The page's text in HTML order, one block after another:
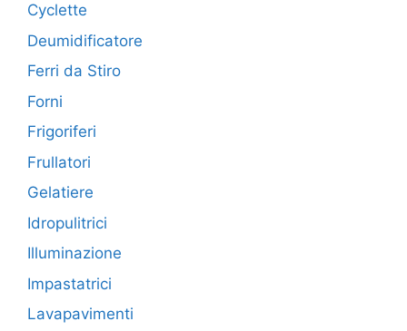
Cyclette
Deumidificatore
Ferri da Stiro
Forni
Frigoriferi
Frullatori
Gelatiere
Idropulitrici
Illuminazione
Impastatrici
Lavapavimenti